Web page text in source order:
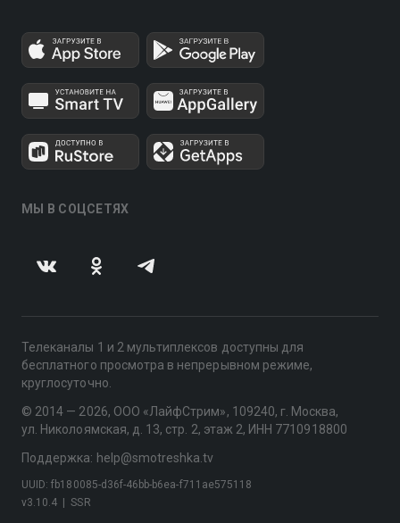
МЫ В СОЦСЕТЯХ
Телеканалы 1 и 2 мультиплексов доступны для
бесплатного просмотра в непрерывном режиме,
круглосуточно.
© 2014 — 2026, ООО «ЛайфСтрим», 109240, г. Москва,
ул. Николоямская, д. 13, стр. 2, этаж 2, ИНН 7710918800
Поддержка: help@smotreshka.tv
v3.10.4 SSR
UUID: fb180085-d36f-46bb-b6ea-f711ae575118